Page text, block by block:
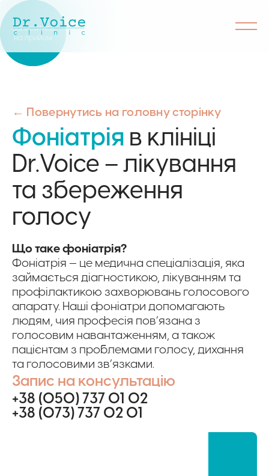
Записатись
на прийом
← Повернутись на головну сторінку
Фоніатрія в клініці
Dr.Voice – лікування
та збереження
голосу
Що таке фоніатрія?
Фоніатрія — це медична спеціалізація, яка
займається діагностикою, лікуванням та
профілактикою захворювань голосового
апарату. Наші фоніатри допомагають
людям, чия професія пов’язана з
голосовим навантаженням, а також
пацієнтам з проблемами голосу, дихання
та голосовими зв’язками.
Запис на консультацію
+38 (050) 737 01 02
+38 (073) 737 02 01